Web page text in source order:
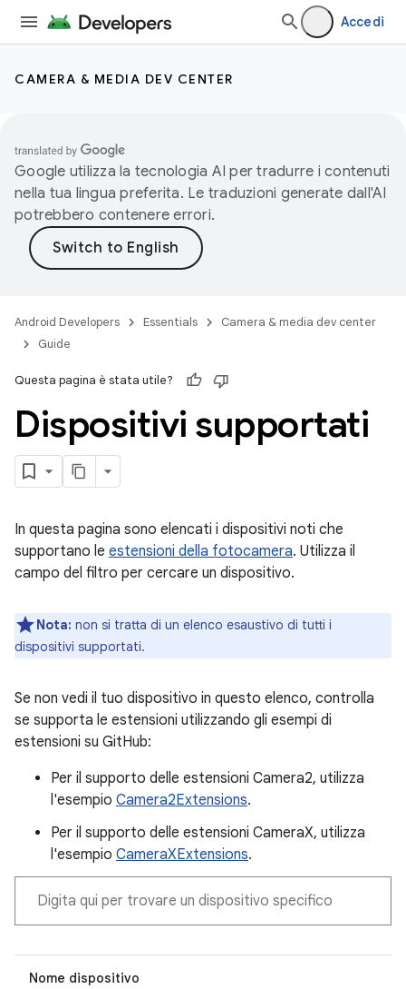
Accedi
CAMERA & MEDIA DEV CENTER
Google utilizza la tecnologia AI per tradurre i contenuti
nella tua lingua preferita. Le traduzioni generate dall'AI
potrebbero contenere errori.
Android Developers Essentials
Camera & media dev center
Guide
Questa pagina è stata utile?
Dispositivi supportati
In questa pagina sono elencati i dispositivi noti che
supportano le estensioni della fotocamera. Utilizza il
campo del filtro per cercare un dispositivo.
Nota: non si tratta di un elenco esaustivo di tutti i
dispositivi supportati.
Se non vedi il tuo dispositivo in questo elenco, controlla
se supporta le estensioni utilizzando gli esempi di
estensioni su GitHub:
Per il supporto delle estensioni Camera2, utilizza
l'esempio Camera2Extensions.
Per il supporto delle estensioni CameraX, utilizza
l'esempio CameraXExtensions.
Nome dispositivo